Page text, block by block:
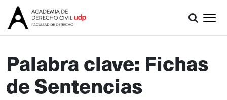
Palabra clave: Fichas
de Sentencias